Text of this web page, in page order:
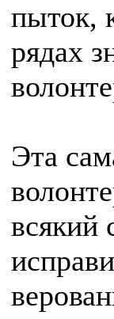
пыток,
рядах
Эта
всякий